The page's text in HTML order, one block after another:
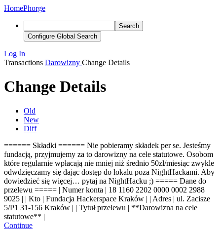
HomePhorge
Search
Configure Global Search
Log In
Transactions Darowizny Change Details
Change Details
Old
New
Diff
====== Składki ====== Nie pobieramy składek per se. Jesteśmy
fundacją, przyjmujemy za to darowizny na cele statutowe. Osobom
które regularnie wpłacają nie mniej niż średnio 50zł/miesiąc zwykle
odwdzięczamy się dając dostęp do lokalu poza NightHackami. Aby
dowiedzieć się więcej… pytaj na NightHacku ;) ===== Dane do
przelewu ===== | Numer konta | 18 1160 2202 0000 0002 2988
9025 | | Kto | Fundacja Hackerspace Kraków | | Adres | ul. Zacisze
5/P1 31-156 Kraków | | Tytuł przelewu | **Darowizna na cele
statutowe** |
Continue